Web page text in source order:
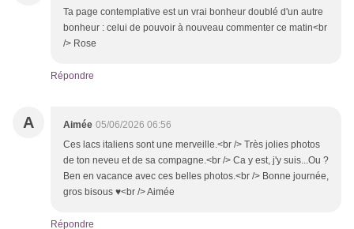
Ta page contemplative est un vrai bonheur doublé d'un autre
bonheur : celui de pouvoir à nouveau commenter ce matin<br
/> Rose
Répondre
A Aimée 05/06/2026 06:56
Ces lacs italiens sont une merveille.<br /> Très jolies photos
de ton neveu et de sa compagne.<br /> Ca y est, j'y suis...Ou ?
Ben en vacance avec ces belles photos.<br /> Bonne journée,
gros bisous ♥<br /> Aimée
Répondre